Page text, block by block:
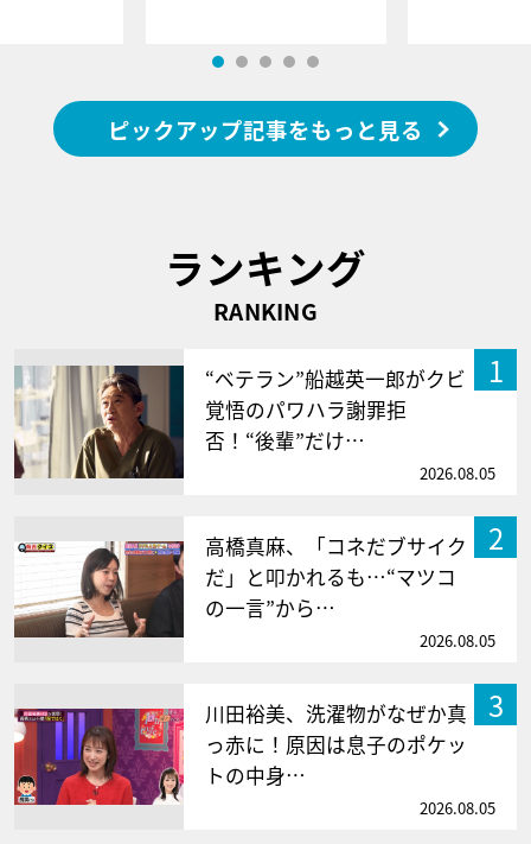
ピックアップ記事をもっと見る
ランキング
RANKING
1
“ベテラン”船越英一郎がクビ
覚悟のパワハラ謝罪拒
否！“後輩”だけ…
2026.08.05
2
高橋真麻、「コネだブサイク
だ」と叩かれるも…“マツコ
の一言”から…
2026.08.05
3
川田裕美、洗濯物がなぜか真
っ赤に！原因は息子のポケッ
トの中身…
2026.08.05